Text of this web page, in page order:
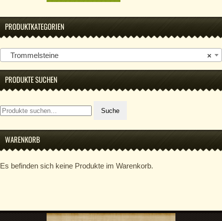
PRODUKTKATEGORIEN
×
Trommelsteine
PRODUKTE SUCHEN
Suche
nach:
Suche
WARENKORB
Es befinden sich keine Produkte im Warenkorb.